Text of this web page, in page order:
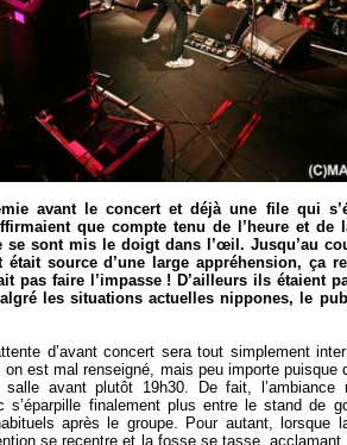
avant le concert et déjà une file qui
que compte tenu de l’heure et de
se sont mis le doigt dans l’œil. Jusqu’au
source d’une large appréhension, ça
pas faire l’impasse ! D’ailleurs ils étaient
les situations actuelles nippones, le
d’avant concert sera tout simplement
est mal renseigné, mais peu importe puisque
avant plutôt 19h30. De fait, l’ambiance
finalement plus entre le stand de
après le groupe. Pour autant, lorsque
se recentre et la fosse se tasse,